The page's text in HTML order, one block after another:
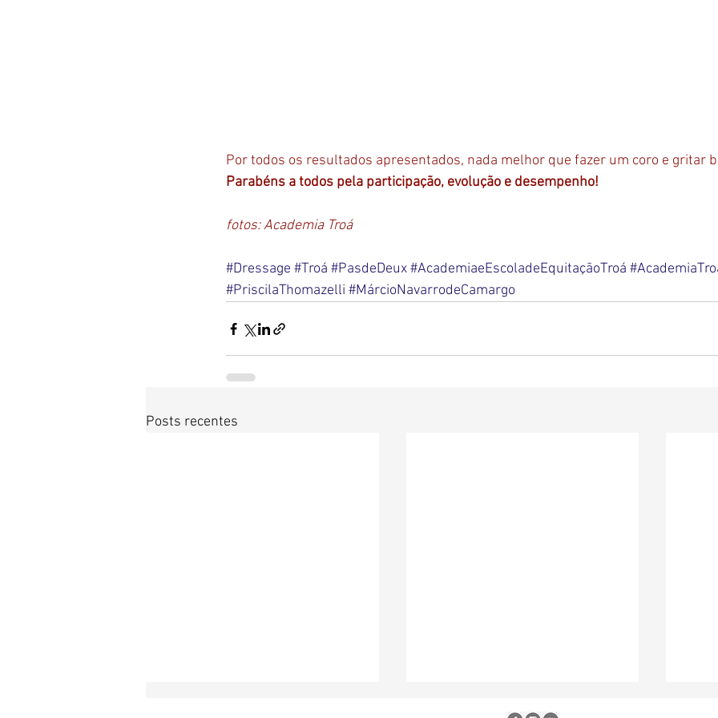
Por todos os resultados apresentados, nada melhor que fazer um coro e gritar
Parabéns a todos pela participação, evolução e desempenho!
fotos: Academia Troá
#Dressage #Troá #PasdeDeux#AcademiaeEscoladeEquitaçãoTroá
#PriscilaThomazelli #MárcioNavarrodeCamargo
Posts recentes